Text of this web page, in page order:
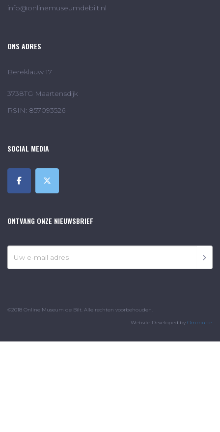
info@onlinemuseumdebilt.nl
ONS ADRES
Bereklauw 17
3738TG Maartensdijk
RSIN: 857093526
SOCIAL MEDIA
ONTVANG ONZE NIEUWSBRIEF
©2018 Online Museum de Bilt. Alle rechten voorbehouden.
Website Developed by Ommune